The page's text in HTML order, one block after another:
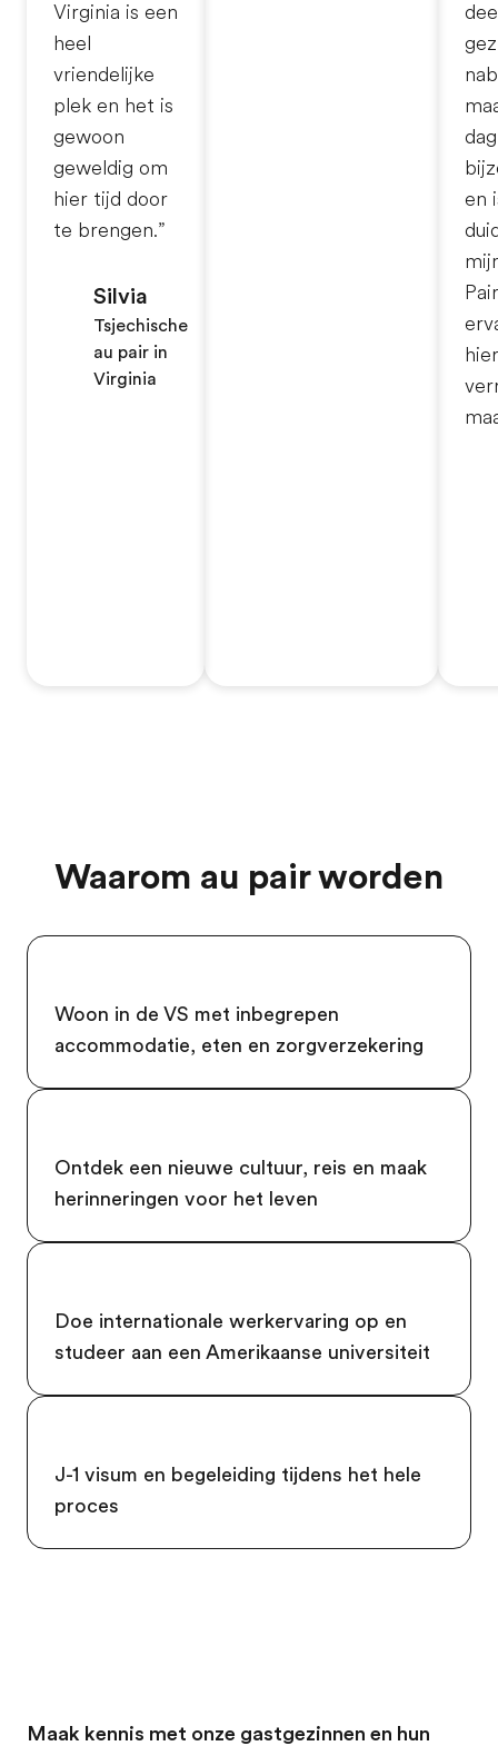
Virginia is een
heel
vriendelijke
plek en het is
gewoon
geweldig om
hier tijd door
te brengen.”
Silvia
Tsjechische
au pair in
Virginia
dag
en
Waarom au pair worden
Woon in de VS met inbegrepen
accommodatie, eten en zorgverzekering
Ontdek een nieuwe cultuur, reis en maak
herinneringen voor het leven
Doe internationale werkervaring op en
studeer aan een Amerikaanse universiteit
J-1 visum en begeleiding tijdens het hele
proces
Maak kennis met onze gastgezinnen en hun